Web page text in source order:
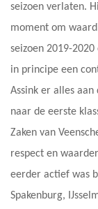
seizoen verlaten.
moment om
seizoen 2019-
in principe een
Assink er alles
naar de eerste
Zaken van
respect en
eerder actief was
Spakenburg,